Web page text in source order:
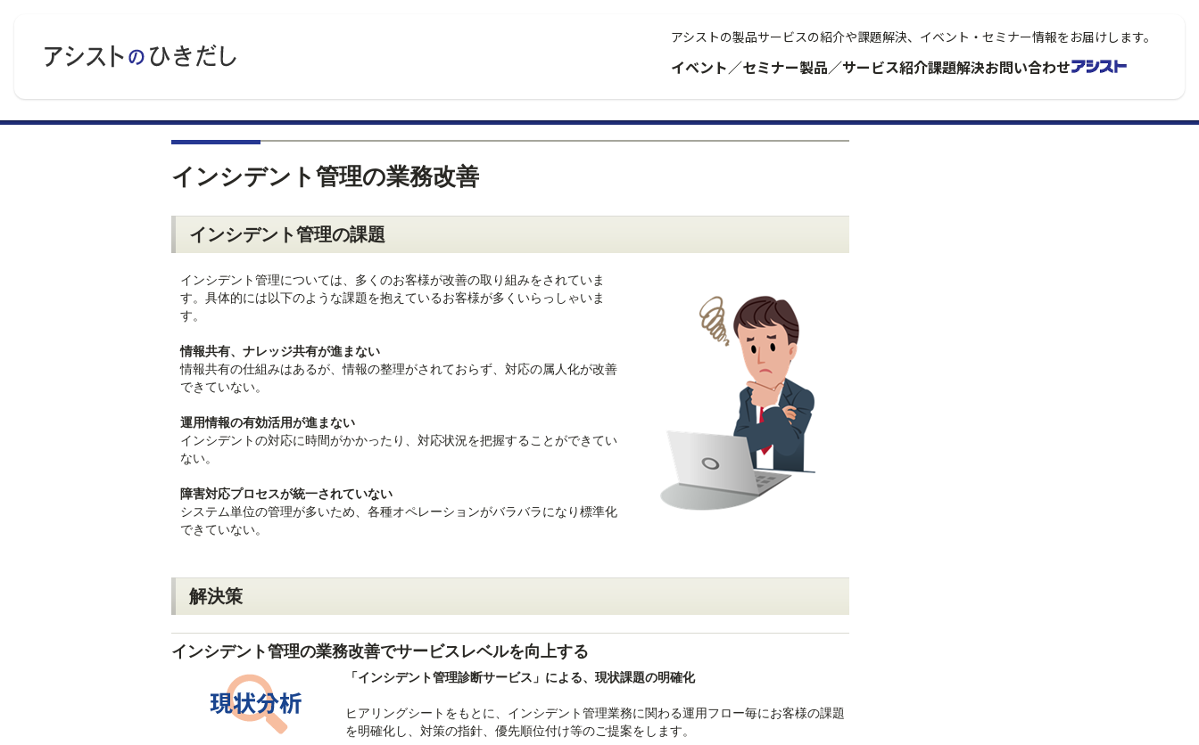
アシストの製品サービスの紹介や課題解決、イベント・セミナー情報をお届けします。
イベント／セミナー製品／サービス紹介課題解決お問い合わせ
インシデント管理の業務改善
インシデント管理の課題
インシデント管理については、多くのお客様が改善の取り組みをされていま
す。具体的には以下のような課題を抱えているお客様が多くいらっしゃいま
す。
情報共有、ナレッジ共有が進まない
情報共有の仕組みはあるが、情報の整理がされておらず、対応の属人化が改善
できていない。
運用情報の有効活用が進まない
インシデントの対応に時間がかかったり、対応状況を把握することができてい
ない。
障害対応プロセスが統一されていない
システム単位の管理が多いため、各種オペレーションがバラバラになり標準化
できていない。
解決策
インシデント管理の業務改善でサービスレベルを向上する
「インシデント管理診断サービス」による、現状課題の明確化
ヒアリングシートをもとに、インシデント管理業務に関わる運用フロー毎にお客様の課題
を明確化し、対策の指針、優先順位付け等のご提案をします。